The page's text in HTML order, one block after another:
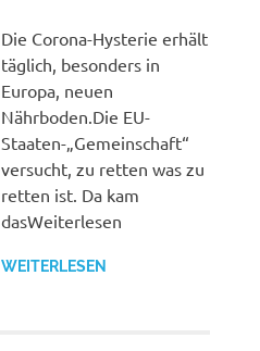
Die Corona-Hysterie erhält
täglich, besonders in
Europa, neuen
Nährboden.Die EU-
Staaten-„Gemeinschaft“
versucht, zu retten was zu
retten ist. Da kam
dasWeiterlesen
WEITERLESEN